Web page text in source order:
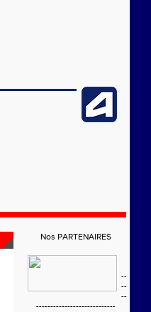
Nos PARTENAIRES
--
--
--
----------------------------